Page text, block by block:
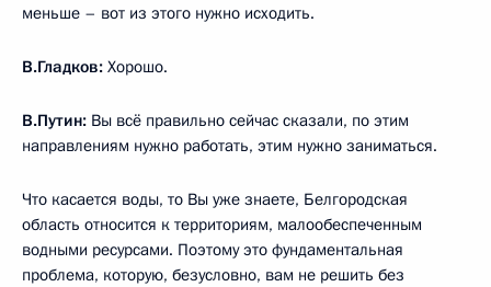
меньше – вот из этого нужно исходить.
В.Гладков: Хорошо.
В.Путин: Вы всё правильно сейчас сказали, по этим
направлениям нужно работать, этим нужно заниматься.
Что касается воды, то Вы уже знаете, Белгородская
область относится к территориям, малообеспеченным
водными ресурсами. Поэтому это фундаментальная
проблема, которую, безусловно, вам не решить без